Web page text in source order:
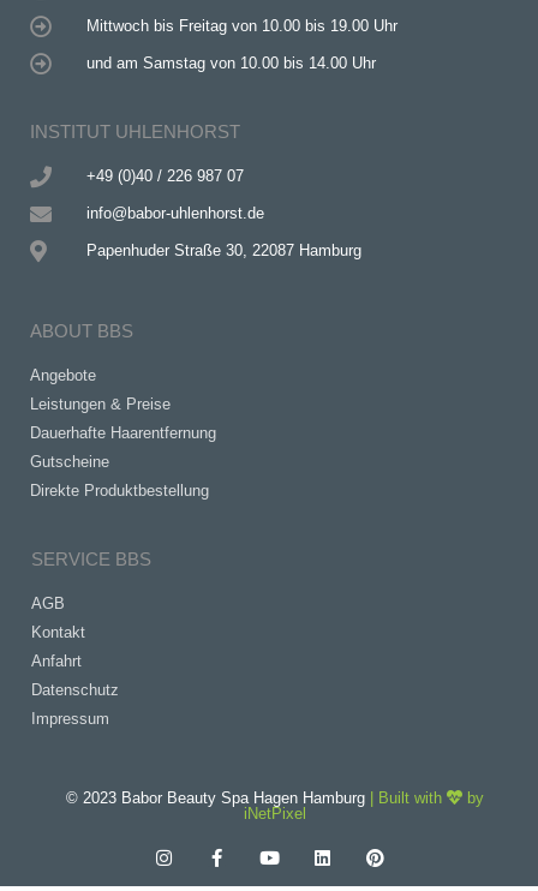
Mittwoch bis Freitag von 10.00 bis 19.00 Uhr
und am Samstag von 10.00 bis 14.00 Uhr
INSTITUT UHLENHORST
+49 (0)40 / 226 987 07
info@babor-uhlenhorst.de
Papenhuder Straße 30, 22087 Hamburg
ABOUT BBS
Angebote
Leistungen & Preise
Dauerhafte Haarentfernung
Gutscheine
Direkte Produktbestellung
SERVICE BBS
AGB
Kontakt
Anfahrt
Datenschutz
Impressum
© 2023 Babor Beauty Spa Hagen Hamburg Built with
by
iNetPixel